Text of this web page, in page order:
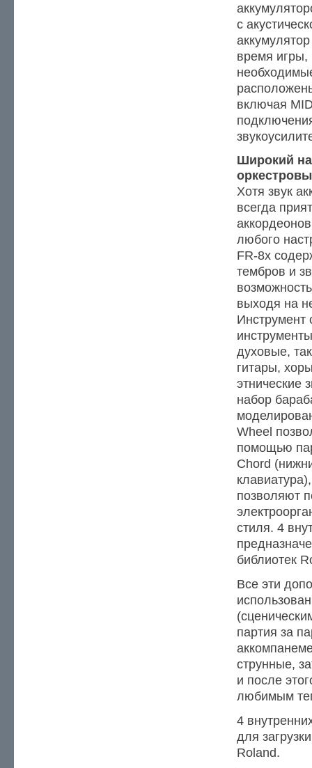
c
время игры,
включая
Широкий
Хотя звук
всегда
любого
FR-8x
тембров и
выходя на
Инструмент
духовые,
гитары,
этнические
набор
Wheel
помощью
Chord
позволяют
стиля. 4
библиотек
Все эти
партия за
струнные,
и после
любимым
4
для
Roland.